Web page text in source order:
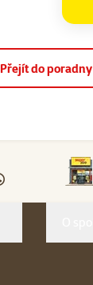
Přejít do poradny